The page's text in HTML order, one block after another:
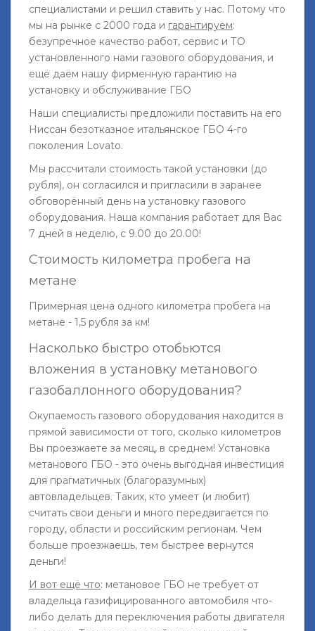
специалистами и решил ставить у нас. Потому что
мы на рынке с 2000 года и гарантируем:
безупречное качество работ, сервис и ТО
установленного нами газового оборудования, и
ещё даём нашу фирменную гарантию на
установку и обслуживание ГБО
Наши специалисты предложили поставить на его
Ниссан безотказное итальянское ГБО 4-го
поколения Lovato.
Мы рассчитали стоимость такой установки (до
рубля), он согласился и пригласили в заранее
обговорённый день на установку газового
оборудования. Наша компания работает для Вас
7 дней в неделю, с 9.00 до 20.00!
Стоимость километра пробега на
метане
Примерная цена одного километра пробега на
метане - 1,5 рубля за км!
Насколько быстро отобьются
вложения в установку метанового
газобаллонного оборудования?
Окупаемость газового оборудования находится в
прямой зависимости от того, сколько километров
Вы проезжаете за месяц, в среднем! Установка
метанового ГБО - это очень выгодная инвестиция
для прагматичных (благоразумных)
автовладельцев. Таких, кто умеет (и любит)
считать свои деньги и много передвигается по
городу, области и российским регионам. Чем
больше проезжаешь, тем быстрее вернутся
деньги!
И вот ещё что: метановое ГБО не требует от
владельца газифицированного автомобиля что-
либо делать для переключения работы двигателя